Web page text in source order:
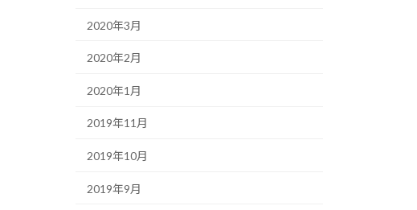
2020年3月
2020年2月
2020年1月
2019年11月
2019年10月
2019年9月